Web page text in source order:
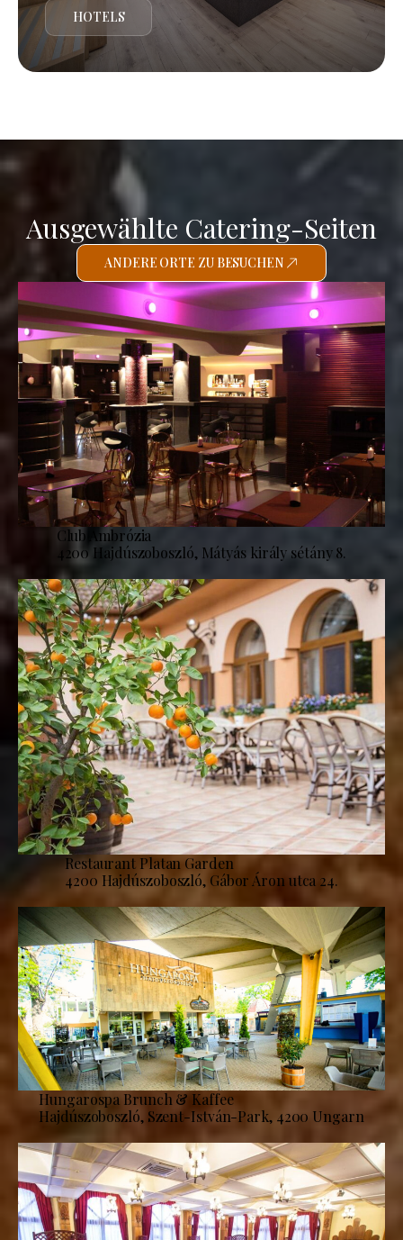
HOTELS
Ausgewählte Catering-Seiten
ANDERE ORTE ZU BESUCHEN
Club Ambrózia
4200 Hajdúszoboszló, Mátyás király sétány 8.
Restaurant Platan Garden
4200 Hajdúszoboszló, Gábor Áron utca 24.
Hungarospa Brunch & Kaffee
Hajdúszoboszló, Szent-István-Park, 4200 Ungarn